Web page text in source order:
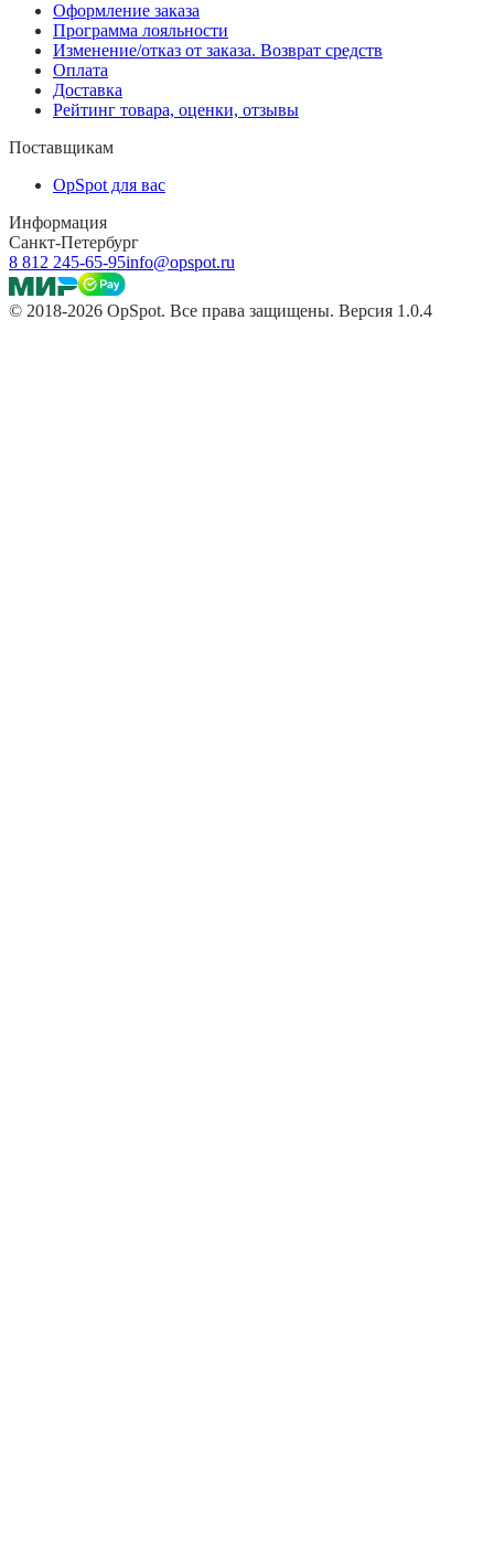
Оформление заказа
Программа лояльности
Изменение/отказ от заказа. Возврат средств
Оплата
Доставка
Рейтинг товара, оценки, отзывы
Поставщикам
OpSpot для вас
Информация
Санкт-Петербург
8 812 245-65-95info@opspot.ru
© 2018-2026 OpSpot. Все права защищены. Версия 1.0.4